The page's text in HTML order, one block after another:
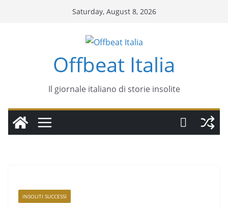
Saturday, August 8, 2026
Offbeat Italia
Il giornale italiano di storie insolite
INSOLITI SUCCESSI